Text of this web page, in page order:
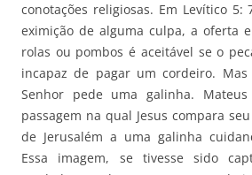
conotações religiosas. Em Levítico
eximição de alguma culpa, a oferta
rolas ou pombos é aceitável se o
incapaz de pagar um cordeiro.
Senhor pede uma galinha.
passagem na qual Jesus compara
de Jerusalém a uma galinha
Essa imagem, se tivesse sido